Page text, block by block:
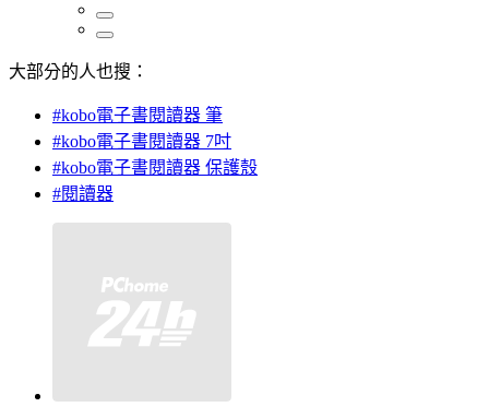
大部分的人也搜：
#kobo電子書閱讀器 筆
#kobo電子書閱讀器 7吋
#kobo電子書閱讀器 保護殼
#閱讀器